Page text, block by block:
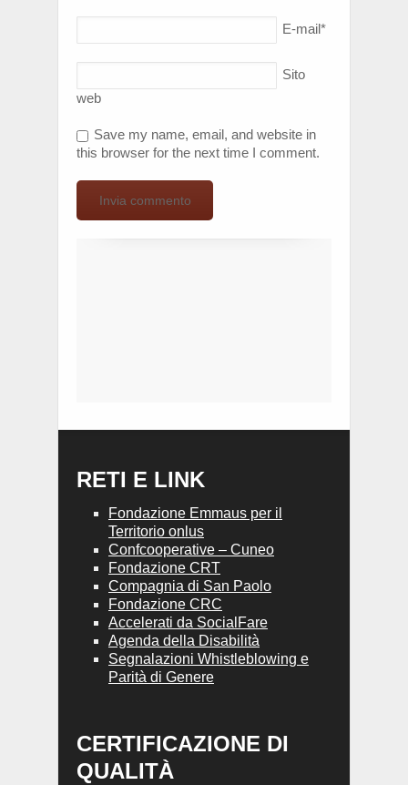
E-mail*
Sito
web
Save my name, email, and website in
this browser for the next time I comment.
RETI E LINK
Fondazione Emmaus per il
Territorio onlus
Confcooperative – Cuneo
Fondazione CRT
Compagnia di San Paolo
Fondazione CRC
Accelerati da SocialFare
Agenda della Disabilità
Segnalazioni Whistleblowing e
Parità di Genere
CERTIFICAZIONE DI
QUALITÀ